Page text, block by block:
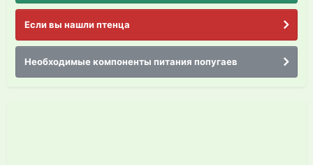
Если вы нашли птенца
Необходимые компоненты питания попугаев